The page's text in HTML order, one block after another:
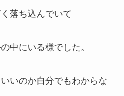
落ち込んでいて
中にいる様でした。
いのか自分でもわからな